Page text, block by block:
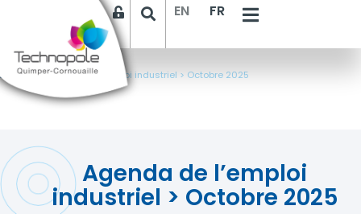
EN FR
Accueil>Agenda de l’emploi industriel > Octobre 2025
Agenda de l’emploi
industriel > Octobre 2025